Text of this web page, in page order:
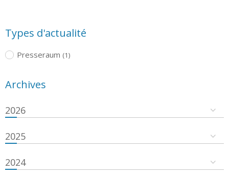
Types d'actualité
Presseraum (1)
Archives
2026
2025
2024